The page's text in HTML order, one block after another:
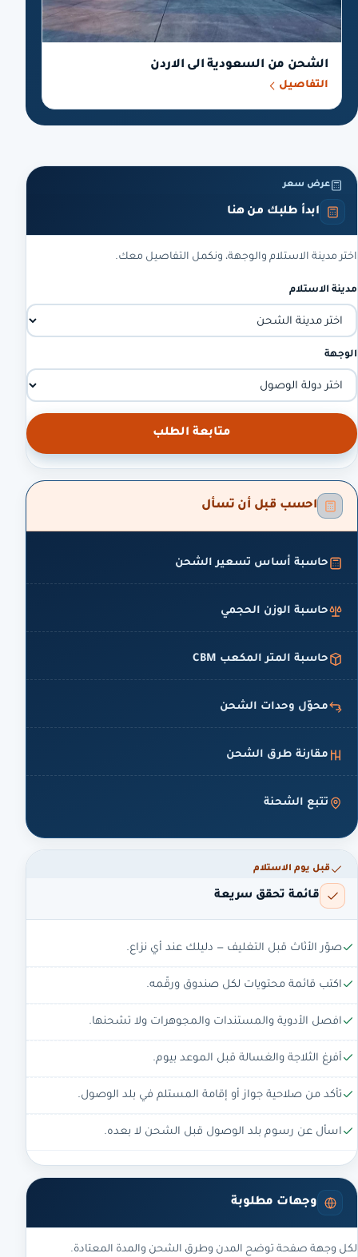
الشحن من السعودية الى الاردن
التفاصيل
عرض سعر
ابدأ طلبك من هنا
اختر مدينة الاستلام والوجهة، ونكمل التفاصيل معك.
مدينة الاستلام
الوجهة
متابعة الطلب
احسب قبل أن تسأل
حاسبة أساس تسعير الشحن
حاسبة الوزن الحجمي
حاسبة المتر المكعب CBM
محوّل وحدات الشحن
مقارنة طرق الشحن
تتبع الشحنة
قبل يوم الاستلام
قائمة تحقق سريعة
صوّر الأثاث قبل التغليف — دليلك عند أي نزاع.
اكتب قائمة محتويات لكل صندوق ورقّمه.
افصل الأدوية والمستندات والمجوهرات ولا تشحنها.
أفرغ الثلاجة والغسالة قبل الموعد بيوم.
تأكد من صلاحية جواز أو إقامة المستلم في بلد الوصول.
اسأل عن رسوم بلد الوصول قبل الشحن لا بعده.
وجهات مطلوبة
لكل وجهة صفحة توضح المدن وطرق الشحن والمدة المعتادة.